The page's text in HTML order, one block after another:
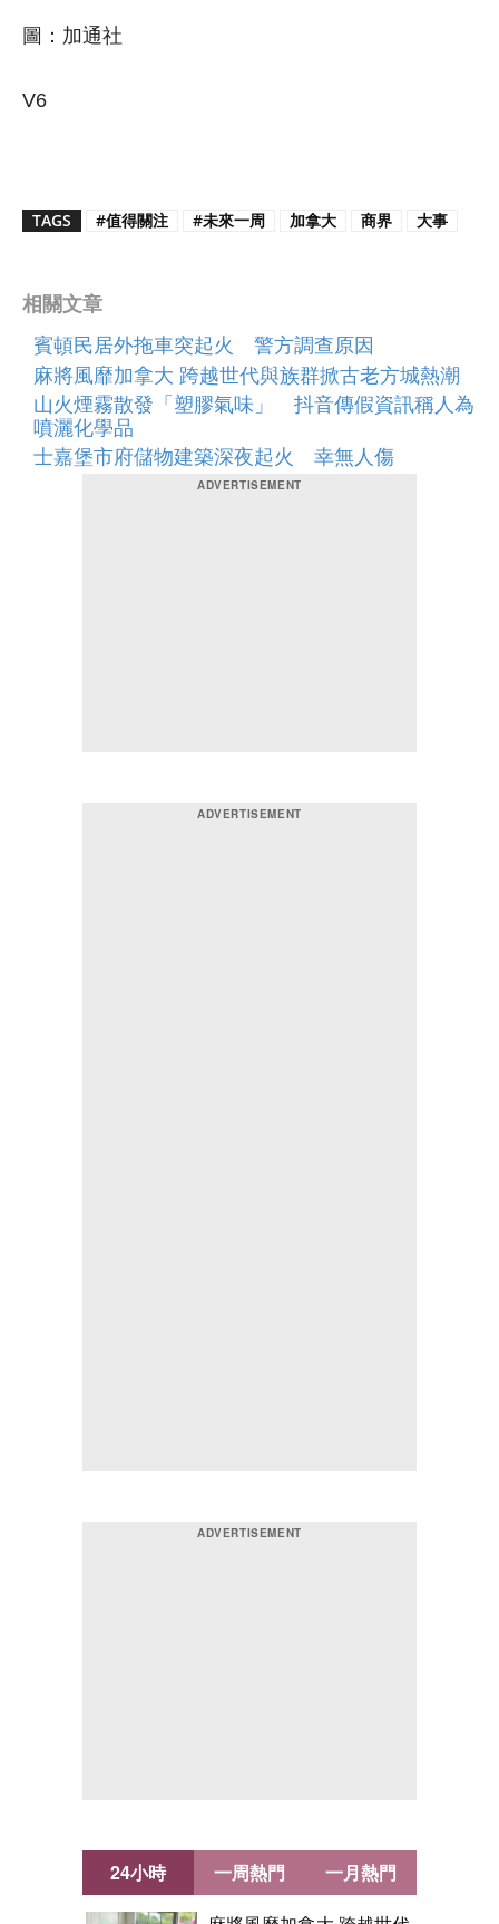
圖：加通社
V6
TAGS #值得關注 #未來一周 加拿大 商界 大事
相關文章
賓頓民居外拖車突起火 警方調查原因
麻將風靡加拿大 跨越世代與族群掀古老方城熱潮
山火煙霧散發「塑膠氣味」 抖音傳假資訊稱人為
噴灑化學品
士嘉堡市府儲物建築深夜起火 幸無人傷
24小時 一周熱門 一月熱門